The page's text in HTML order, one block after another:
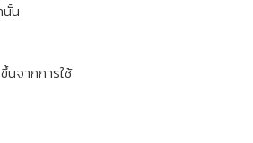
นั้น
นจากการใช้